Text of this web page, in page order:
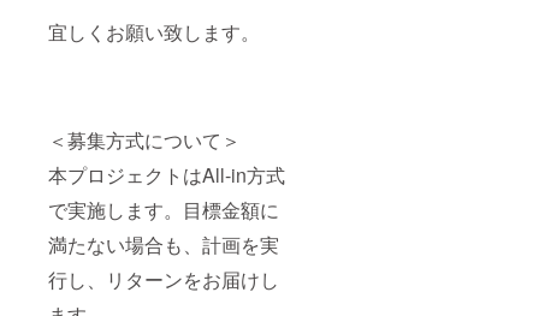
宜しくお願い致します。
＜募集方式について＞
本プロジェクトはAll-in方式
で実施します。目標金額に
満たない場合も、計画を実
行し、リターンをお届けし